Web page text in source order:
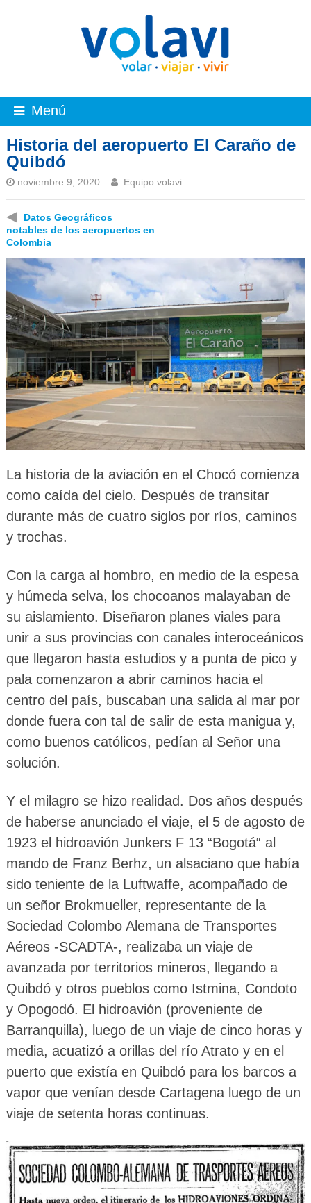
Menú
Historia del aeropuerto El Caraño de
Quibdó
noviembre 9, 2020 Equipo volavi
◀
Datos Geográficos
notables de los aeropuertos en
Colombia
La historia de la aviación en el Chocó comienza
como caída del cielo. Después de transitar
durante más de cuatro siglos por ríos, caminos
y trochas.
Con la carga al hombro, en medio de la espesa
y húmeda selva, los chocoanos malayaban de
su aislamiento. Diseñaron planes viales para
unir a sus provincias con canales interoceánicos
que llegaron hasta estudios y a punta de pico y
pala comenzaron a abrir caminos hacia el
centro del país, buscaban una salida al mar por
donde fuera con tal de salir de esta manigua y,
como buenos católicos, pedían al Señor una
solución.
Y el milagro se hizo realidad. Dos años después
de haberse anunciado el viaje, el 5 de agosto de
1923 el hidroavión Junkers F 13 “Bogotá“ al
mando de Franz Berhz, un alsaciano que había
sido teniente de la Luftwaffe, acompañado de
un señor Brokmueller, representante de la
Sociedad Colombo Alemana de Transportes
Aéreos -SCADTA-, realizaba un viaje de
avanzada por territorios mineros, llegando a
Quibdó y otros pueblos como Istmina, Condoto
y Opogodó. El hidroavión (proveniente de
Barranquilla), luego de un viaje de cinco horas y
media, acuatizó a orillas del río Atrato y en el
puerto que existía en Quibdó para los barcos a
vapor que venían desde Cartagena luego de un
viaje de setenta horas continuas.